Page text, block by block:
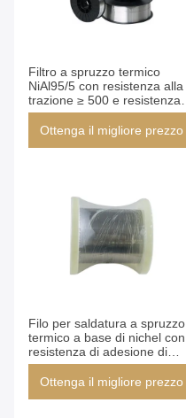
Filtro a spruzzo termico
NiAl95/5 con resistenza alla
trazione ≥ 500 e resistenza
alla legatura 4300 Psi per
una finitura superficiale liscia
Ottenga il migliore prezzo
Filo per saldatura a spruzzo
termico a base di nichel con
resistenza di adesione di
4300 Psi, standard BS
EN14640 e nessun materiale
Ottenga il migliore prezzo